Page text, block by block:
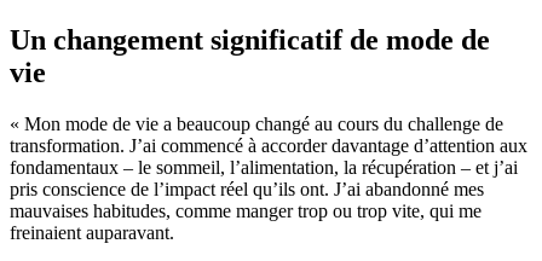
Un changement significatif de mode de
vie
« Mon mode de vie a beaucoup changé au cours du challenge de
transformation. J’ai commencé à accorder davantage d’attention aux
fondamentaux – le sommeil, l’alimentation, la récupération – et j’ai
pris conscience de l’impact réel qu’ils ont. J’ai abandonné mes
mauvaises habitudes, comme manger trop ou trop vite, qui me
freinaient auparavant.